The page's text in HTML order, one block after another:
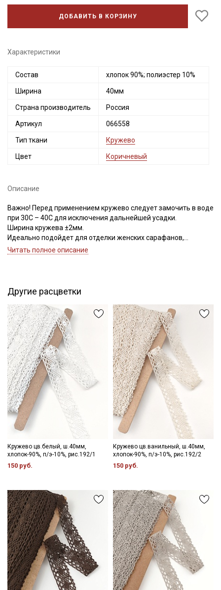
ДОБАВИТЬ В КОРЗИНУ
Характеристики
Состав хлопок 90%; полиэстер 10%
Ширина 40мм
Страна производитель Россия
Артикул 066558
Тип ткани Кружево
Цвет Коричневый
Описание
Важно! Перед применением кружево следует замочить в воде
при 30С – 40С для исключения дальнейшей усадки.
Ширина кружева ±2мм.
Идеально подойдет для отделки женских сарафанов,
платьев, юбок, рукавов.
Цветопередача может отличаться от оригинального цвета в
зависимости от настроек вашего монитора и в зависимости от
партии тон кружева может отличаться.
Читать полное описание
Другие расцветки
Кружево цв.белый, ш.40мм,
хлопок-90%, п/э-10%, рис.192/1
150 руб.
Кружево цв.ванильный, ш.40мм,
хлопок-90%, п/э-10%, рис.192/2
150 руб.
Секретная рассылка от Купава